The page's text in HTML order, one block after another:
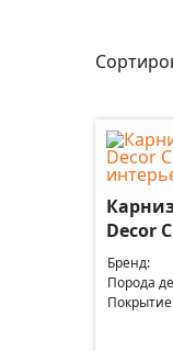
Decor
Бренд:
Порода